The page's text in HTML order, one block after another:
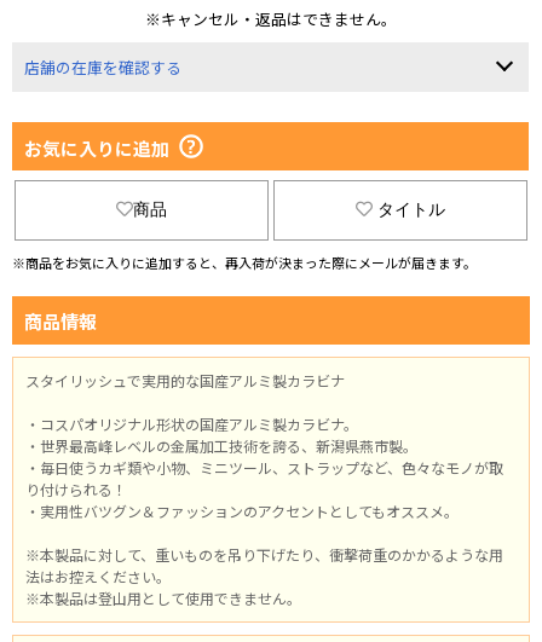
※キャンセル・返品はできません。
店舗の在庫を確認する
お気に入りに追加
商品 タイトル
※商品をお気に入りに追加すると、再入荷が決まった際にメールが届きます。
商品情報
スタイリッシュで実用的な国産アルミ製カラビナ
・コスパオリジナル形状の国産アルミ製カラビナ。
・世界最高峰レベルの金属加工技術を誇る、新潟県燕市製。
・毎日使うカギ類や小物、ミニツール、ストラップなど、色々なモノが取
り付けられる！
・実用性バツグン＆ファッションのアクセントとしてもオススメ。
※本製品に対して、重いものを吊り下げたり、衝撃荷重のかかるような用
法はお控えください。
※本製品は登山用として使用できません。